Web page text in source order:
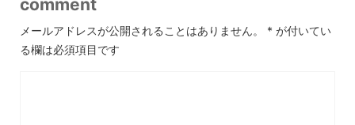
comment
メールアドレスが公開されることはありません。 * が付いてい
る欄は必須項目です